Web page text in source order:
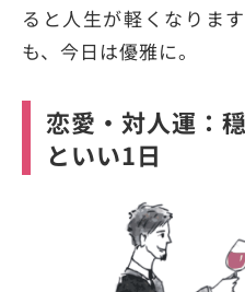
ると人生が軽くなりま
も、今日は優雅に。
恋愛・対人運：
といい1日